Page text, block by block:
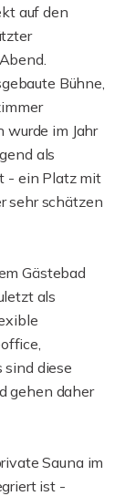
auf den
Bühne,
wurde im Jahr
als
- ein Platz mit
sehr schätzen
Gästebad
als
sind diese
gehen daher
Sauna im
ist -